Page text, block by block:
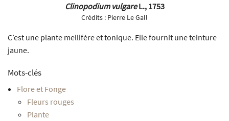
Clinopodium vulgareL., 1753
Crédits : Pierre Le Gall
C’est une plante mellifère et tonique. Elle fournit une teinture
jaune.
Mots-clés
Flore et Fonge
Fleurs rouges
Plante